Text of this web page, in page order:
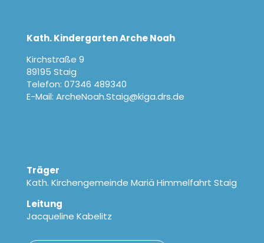
Kath. Kindergarten Arche Noah
Kirchstraße 9
89195 Staig
Telefon: 07346 489340
E-Mail: ArcheNoah.Staig@kiga.drs.de
Träger
Kath. Kirchengemeinde Mariä Himmelfahrt Staig
Leitung
Jacqueline Kabelitz